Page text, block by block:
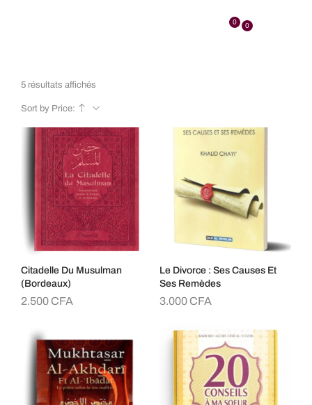
0 0
5 résultats affichés
Sort by Price:
Citadelle Du Musulman
(bordeaux)
2.500 CFA
Le Divorce : Ses Causes Et
Ses Remèdes
3.000 CFA